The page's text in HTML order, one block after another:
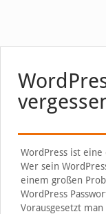
WordPress ist
Wer sein
einem großen
WordPress
Vorausgesetzt